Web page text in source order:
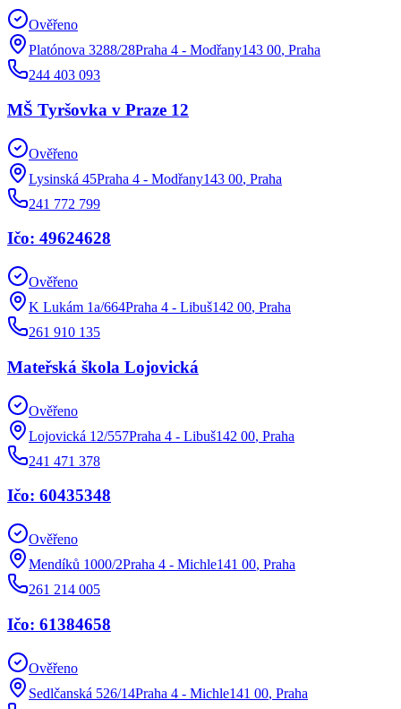
Ověřeno
Platónova 3288/28Praha 4 - Modřany143 00, Praha
244 403 093
MŠ Tyršovka v Praze 12
Ověřeno
Lysinská 45Praha 4 - Modřany143 00, Praha
241 772 799
Ičo: 49624628
Ověřeno
K Lukám 1a/664Praha 4 - Libuš142 00, Praha
261 910 135
Mateřská škola Lojovická
Ověřeno
Lojovická 12/557Praha 4 - Libuš142 00, Praha
241 471 378
Ičo: 60435348
Ověřeno
Mendíků 1000/2Praha 4 - Michle141 00, Praha
261 214 005
Ičo: 61384658
Ověřeno
Sedlčanská 526/14Praha 4 - Michle141 00, Praha